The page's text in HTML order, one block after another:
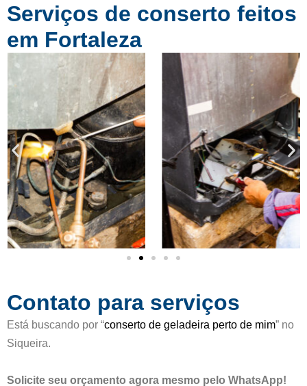
o
o
5
s
c
a
d
o
c
o
m
5
d
Serviços de conserto feitos
em Fortaleza
Contato para serviços
Está buscando por “conserto de geladeira perto de mim” no
Siqueira.
Solicite seu orçamento agora mesmo pelo WhatsApp!